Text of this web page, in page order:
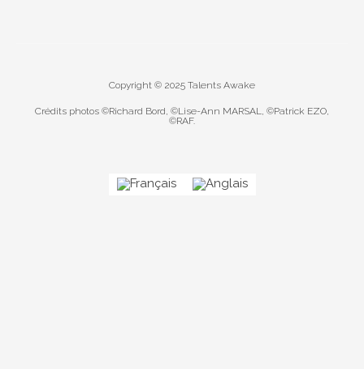
Copyright © 2025 Talents Awake
Crédits photos ©Richard Bord, ©Lise-Ann MARSAL, ©Patrick EZO,
©RAF.